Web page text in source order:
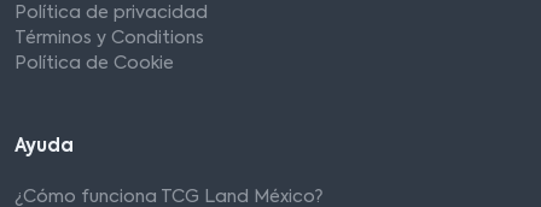
Política de privacidad
Términos y Conditions
Política de Cookie
Ayuda
¿Cómo funciona TCG Land México?